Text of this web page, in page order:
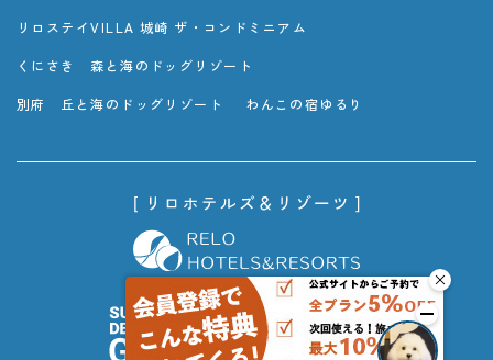
リロステイVILLA 城崎 ザ・コンドミニアム
くにさき 森と海のドッグリゾート
別府 丘と海のドッグリゾート わんこの宿ゆるり